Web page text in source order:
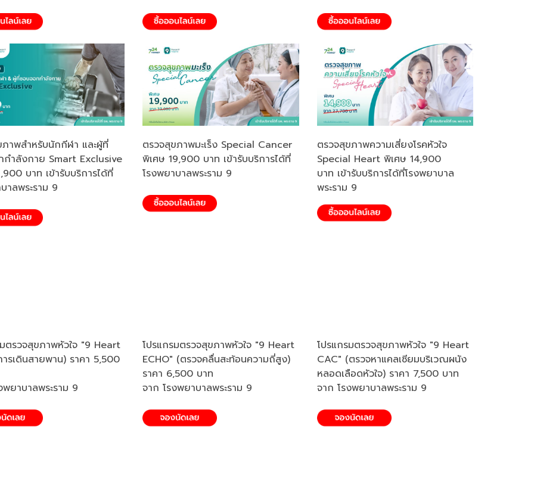
าพสำหรับนักกีฬา และผู้ที่
ำลังกาย Smart Exclusive
บาท เข้ารับบริการได้ที่
าลพระราม 9
ตรวจสุขภาพมะเร็ง Special Cancer
พิเศษ 19,900 บาท เข้ารับบริการได้ที่
โรงพยาบาลพระราม 9
ตรวจสุขภาพความเสี่ยงโรคหัวใจ
Special Heart พิเศษ 14,900
บาท เข้ารับบริการได้ที่โรงพยาบาล
พระราม 9
ตรวจสุขภาพหัวใจ "9 Heart
รเดินสายพาน) ราคา 5,500
พยาบาลพระราม 9
โปรแกรมตรวจสุขภาพหัวใจ "9 Heart
ECHO" (ตรวจคลื่นสะท้อนความถี่สูง)
ราคา 6,500 บาท
จาก โรงพยาบาลพระราม 9
โปรแกรมตรวจสุขภาพหัวใจ "9 Heart
CAC" (ตรวจหาแคลเซียมบริเวณผนัง
หลอดเลือดหัวใจ) ราคา 7,500 บาท
จาก โรงพยาบาลพระราม 9